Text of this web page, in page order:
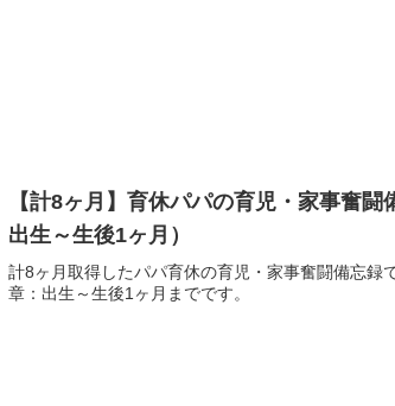
【計8ヶ月】育休パパの育児・家事奮闘
出生～生後1ヶ月）
計8ヶ月取得したパパ育休の育児・家事奮闘備忘録
章：出生～生後1ヶ月までです。